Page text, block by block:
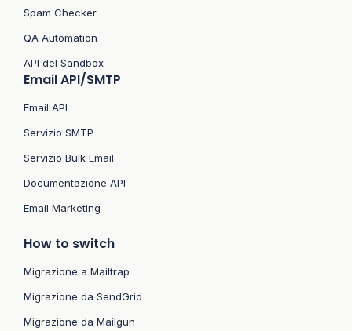
Spam Checker
QA Automation
API del Sandbox
Email API/SMTP
Email API
Servizio SMTP
Servizio Bulk Email
Documentazione API
Email Marketing
How to switch
Migrazione a Mailtrap
Migrazione da SendGrid
Migrazione da Mailgun